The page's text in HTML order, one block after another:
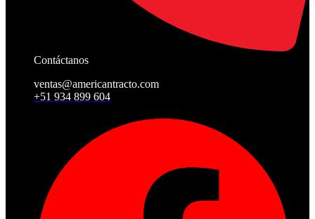
Contáctanos
ventas@americantracto.com
+51 934 899 604